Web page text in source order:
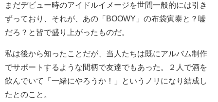
まだデビュー時のアイドルイメージを世間一般的には引き
ずっており、それが、あの「BOOWY」の布袋寅泰と？嘘
だろ？と皆で盛り上がったものだ。
私は後から知ったことだが、当人たちは既にアルバム制作
でサポートするような間柄で友達でもあった。２人で酒を
飲んでいて「一緒にやろうか！」というノリになり結成し
たとのこと。